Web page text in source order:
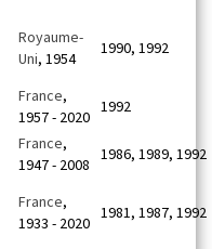
Royaume-
Uni, 1954
1990, 1992
France,
1957 - 2020
1992
France,
1947 - 2008
1986, 1989, 1992
France,
1933 - 2020
1981, 1987, 1992